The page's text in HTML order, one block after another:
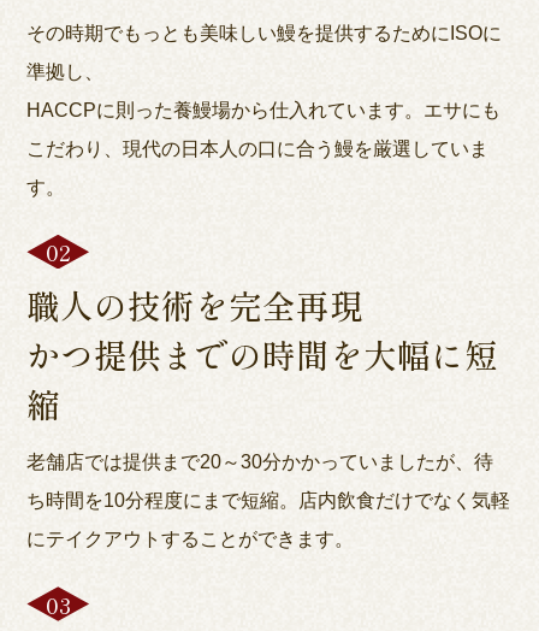
その時期でもっとも美味しい鰻を提供するためにISOに
準拠し、
HACCPに則った養鰻場から仕入れています。エサにも
こだわり、現代の日本人の口に合う鰻を厳選していま
す。
職人の技術を完全再現
かつ提供までの時間を大幅に短
縮
老舗店では提供まで20～30分かかっていましたが、待
ち時間を10分程度にまで短縮。店内飲食だけでなく気軽
にテイクアウトすることができます。